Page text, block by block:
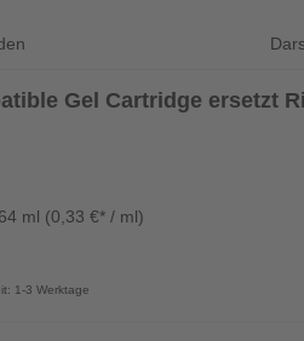
Gel Cartridge ersetzt
64 ml (0,33 €* / ml)
1-3 Werktage